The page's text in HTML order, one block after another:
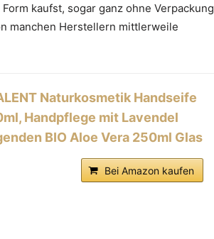
kaufst, sogar ganz ohne Verpackung
manchen Herstellern mittlerweile
Naturkosmetik Handseife
Handpflege mit Lavendel
BIO Aloe Vera 250ml Glas
Bei Amazon kaufen